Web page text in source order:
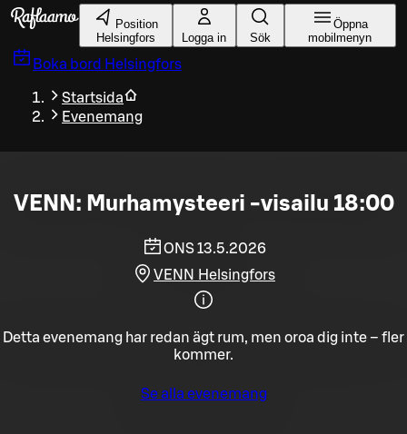
Gå till huvudinnehållet
Position
Helsingfors
Logga in Sök
Öppna
mobilmenyn
Boka bord Helsingfors
Startsida
Evenemang
VENN: Murhamysteeri -visailu 18:00
ONS 13.5.2026
VENN Helsingfors
Detta evenemang har redan ägt rum, men oroa dig inte – fler
kommer.
Se alla evenemang